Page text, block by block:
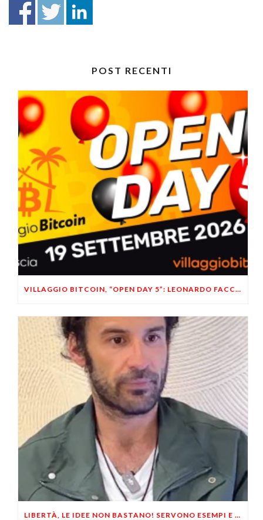
POST RECENTI
VILLAGGIO BITCOIN, “OPEN DAY 5”: LEONARDO FACCO OSPITE A BRESCIA
LIBERTÀ, LE IDEE NON BASTANO! SERVONO ESEMPI E UN PO’ DI COERENZA